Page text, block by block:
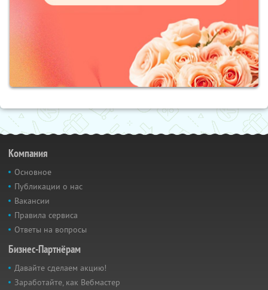
Компания
Основное
Публикации о нас
Вакансии
Правила сервиса
Ответы на вопросы
Бизнес-Партнёрам
Давайте сделаем акцию!
Заработайте, как Вебмастер